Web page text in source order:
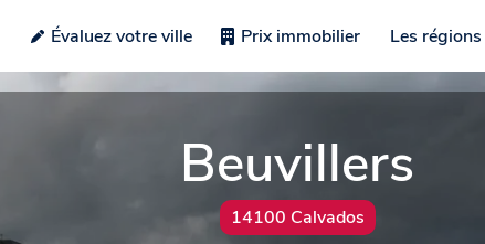
Évaluez votre ville Prix immobilier Les régions
Beuvillers
14100 Calvados